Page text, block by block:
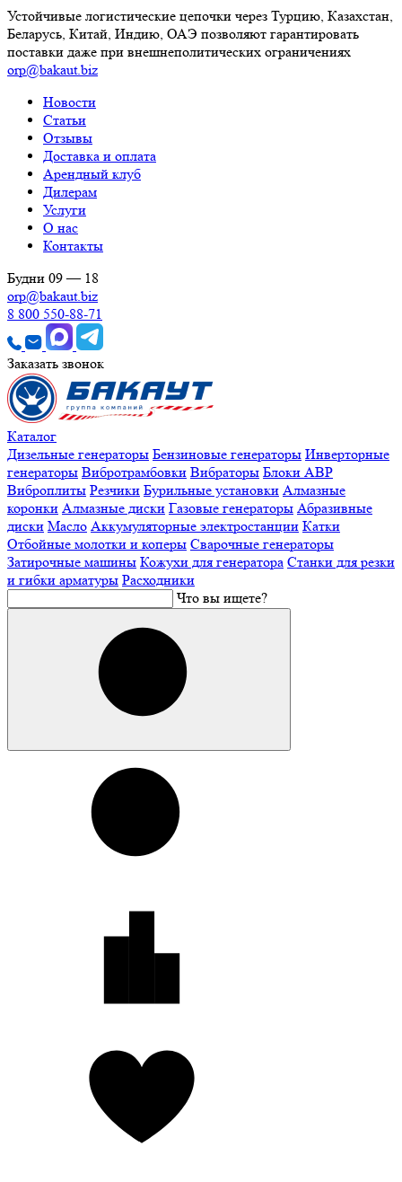
Устойчивые логистические цепочки через Турцию, Казахстан,
Беларусь, Китай, Индию, ОАЭ позволяют гарантировать
поставки даже при внешнеполитических ограничениях
orp@bakaut.biz
Новости
Статьи
Отзывы
Доставка и оплата
Арендный клуб
Дилерам
Услуги
О нас
Контакты
Будни 09 — 18
orp@bakaut.biz
8 800 550-88-71
Заказать звонок
Каталог
Дизельные генераторы Бензиновые генераторы Инверторные
генераторы Вибротрамбовки Вибраторы Блоки АВР
Виброплиты Резчики Бурильные установки Алмазные
коронки Алмазные диски Газовые генераторы Абразивные
диски Масло Аккумуляторные электростанции Катки
Отбойные молотки и коперы Сварочные генераторы
Затирочные машины Кожухи для генератора Станки для резки
и гибки арматуры Расходники
Что вы ищете?